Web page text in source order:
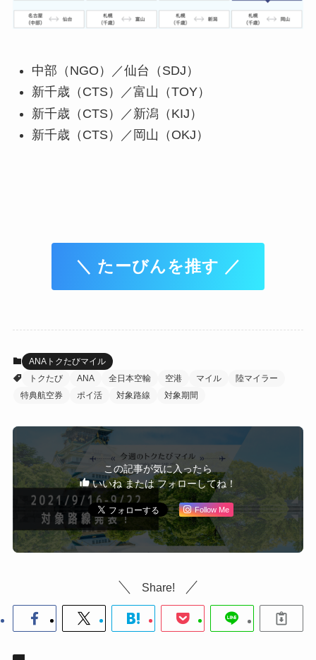
中部（NGO）／仙台（SDJ）
新千歳（CTS）／富山（TOY）
新千歳（CTS）／新潟（KIJ）
新千歳（CTS）／岡山（OKJ）
＼ たーびんを推す ／
ANAトクたびマイル
トクたび
ANA 全日本空輸 空港 マイル
陸マイラー
特典航空券
ポイ活 対象路線 対象期間
この記事が気に入ったら
いいね または フォローしてね！
Follow Me
Share!